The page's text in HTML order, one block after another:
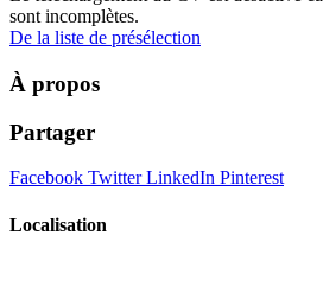
sont incomplètes.
De la liste de présélection
À propos
Partager
Facebook TwitterLinkedIn Pinterest
Localisation